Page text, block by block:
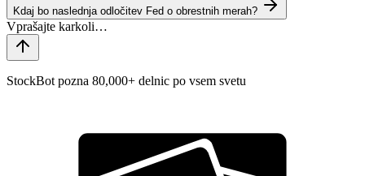
Kdaj bo naslednja odločitev Fed o obrestnih merah?
StockBot pozna 80,000+ delnic po vsem svetu